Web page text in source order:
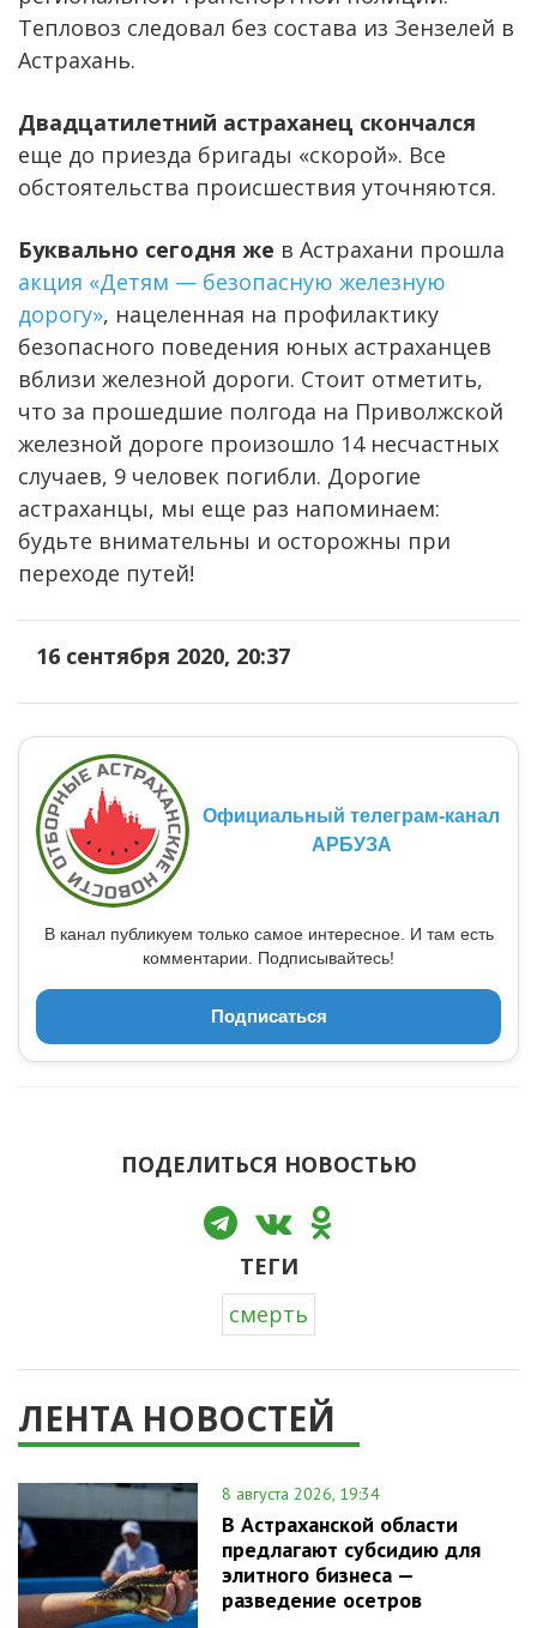
Тепловоз следовал без состава из Зензелей в
Астрахань.
Двадцатилетний астраханец скончался
еще до приезда бригады «скорой». Все
обстоятельства происшествия уточняются.
Буквально сегодня же в Астрахани прошла
акция «Детям — безопасную железную
дорогу», нацеленная на профилактику
безопасного поведения юных астраханцев
вблизи железной дороги. Стоит отметить,
что за прошедшие полгода на Приволжской
железной дороге произошло 14 несчастных
случаев, 9 человек погибли. Дорогие
астраханцы, мы еще раз напоминаем:
будьте внимательны и осторожны при
переходе путей!
16 сентября 2020, 20:37
Официальный телеграм-канал
АРБУЗА
В канал публикуем только самое интересное. И там есть
комментарии. Подписывайтесь!
Подписаться
ПОДЕЛИТЬСЯ НОВОСТЬЮ
ТЕГИ
смерть
ЛЕНТА НОВОСТЕЙ
8 августа 2026, 19:34
В Астраханской области
предлагают субсидию для
элитного бизнеса —
разведение осетров